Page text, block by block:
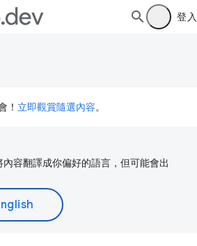
登入
！ 立即觀賞隨選內容。
容翻譯成你偏好的語言，但可能會出